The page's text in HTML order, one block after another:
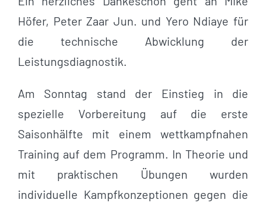
Höfer, Peter Zaar Jun. und Yero Ndiaye für
die technische Abwicklung der
Leistungsdiagnostik.
Am Sonntag stand der Einstieg in die
spezielle Vorbereitung auf die erste
Saisonhälfte mit einem wettkampfnahen
Training auf dem Programm. In Theorie und
mit praktischen Übungen wurden
individuelle Kampfkonzeptionen gegen die